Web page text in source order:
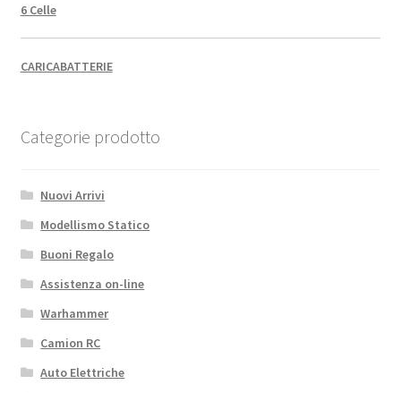
6 Celle
CARICABATTERIE
Categorie prodotto
Nuovi Arrivi
Modellismo Statico
Buoni Regalo
Assistenza on-line
Warhammer
Camion RC
Auto Elettriche